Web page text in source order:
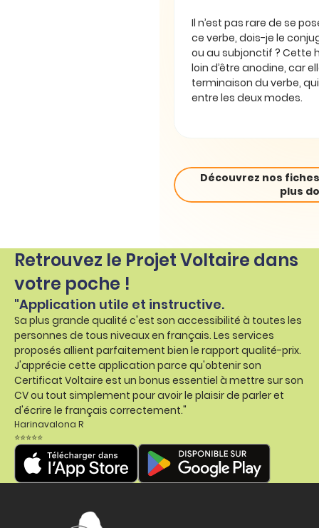
Il n’est pas rare de se
ce verbe, dois-je le
ou au subjonctif ? Cette
loin d’être anodine, car
terminaison du verbe,
entre les deux modes.
Découvrez nos
plus
Retrouvez le Projet Voltaire dans
votre poche !
"Application utile et instructive.
Sa plus grande qualité c'est son accessibilité à toutes les
personnes de tous niveaux en français. Les services
proposés allient parfaitement bien le rapport qualité-prix.
J'apprécie cette application parce qu'obtenir son
Certificat Voltaire est un bonus essentiel à mettre sur son
CV ou tout simplement pour avoir le plaisir de parler et
d'écrire le français correctement."
Harinavalona R
⭐⭐⭐⭐⭐